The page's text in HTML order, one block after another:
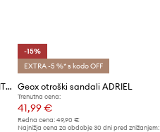
Otroški sandali Geox SANDAL ZAPITO
-15%
EXTRA -5 %* s kodo OFF
Geox otroški sandali ADRIEL
Trenutna cena:
41,99 €
Redna cena:49,90 €
Najnižja cena za obdobje 30 dni pred znižanjem: